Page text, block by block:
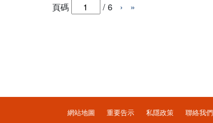
頁碼 / 6 › »
網站地圖 重要告示 私隱政策 聯絡我們